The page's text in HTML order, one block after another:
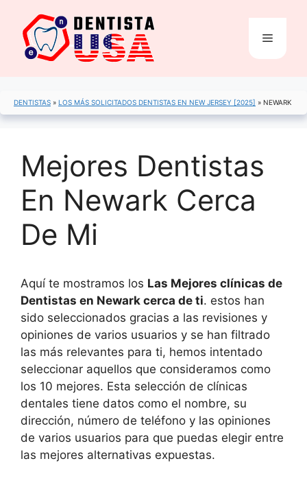
contenido
Menú
DENTISTAS » LOS MÁS SOLICITADOS DENTISTAS EN NEW JERSEY [2025] » NEWARK
Mejores Dentistas
En Newark Cerca
De Mi
Aquí te mostramos los Las Mejores clínicas de
Dentistas en Newark cerca de ti. estos han
sido seleccionados gracias a las revisiones y
opiniones de varios usuarios y se han filtrado
las más relevantes para ti, hemos intentado
seleccionar aquellos que consideramos como
los 10 mejores. Esta selección de clínicas
dentales tiene datos como el nombre, su
dirección, número de teléfono y las opiniones
de varios usuarios para que puedas elegir entre
las mejores alternativas expuestas.